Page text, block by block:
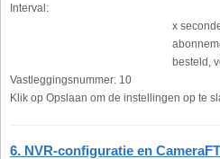
Interval:
x
besteld,
Vastleggingsnummer: 10
Klik op Opslaan om de instellingen op te
6. NVR-configuratie en